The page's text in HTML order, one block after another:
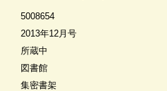
5008654
2013年12月号
所蔵中
図書館
集密書架